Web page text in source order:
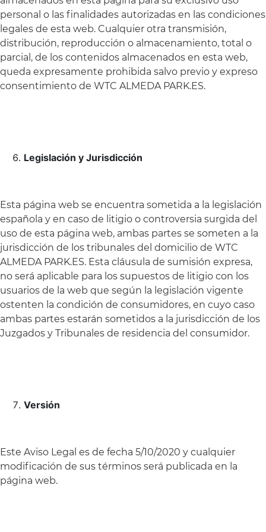
personal o las finalidades autorizadas en las condiciones
legales de esta web. Cualquier otra transmisión,
distribución, reproducción o almacenamiento, total o
parcial, de los contenidos almacenados en esta web,
queda expresamente prohibida salvo previo y expreso
consentimiento de WTC ALMEDA PARK.ES.
Legislación y Jurisdicción
Esta página web se encuentra sometida a la legislación
española y en caso de litigio o controversia surgida del
uso de esta página web, ambas partes se someten a la
jurisdicción de los tribunales del domicilio de WTC
ALMEDA PARK.ES. Esta cláusula de sumisión expresa,
no será aplicable para los supuestos de litigio con los
usuarios de la web que según la legislación vigente
ostenten la condición de consumidores, en cuyo caso
ambas partes estarán sometidos a la jurisdicción de los
Juzgados y Tribunales de residencia del consumidor.
Versión
Este Aviso Legal es de fecha 5/10/2020 y cualquier
modificación de sus términos será publicada en la
página web.